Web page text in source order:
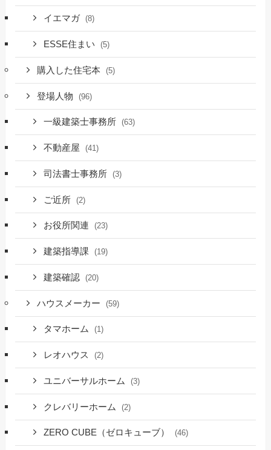
イエマガ (8)
ESSE住まい (5)
購入した住宅本 (5)
登場人物 (96)
一級建築士事務所 (63)
不動産屋 (41)
司法書士事務所 (3)
ご近所 (2)
お役所関連 (23)
建築指導課 (19)
建築確認 (20)
ハウスメーカー (59)
タマホーム (1)
レオハウス (2)
ユニバーサルホーム (3)
クレバリーホーム (2)
ZERO CUBE（ゼロキューブ） (46)